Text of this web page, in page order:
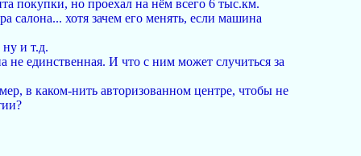
покупки, но проехал на нём всего 6 тыс.км.
салона... хотя зачем его менять, если машина
и т.д.
единственная. И что с ним может случиться за
в каком-нить авторизованном центре, чтобы не